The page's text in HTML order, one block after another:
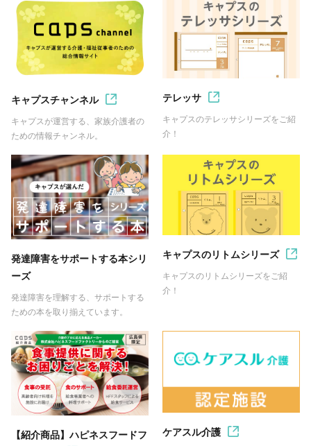
キャプスチャンネル
キャプスが運営する、家族介護者の
ための情報チャンネル。
テレッサ
キャプスのテレッサシリーズをご紹
介！
発達障害をサポートする本シリ
ーズ
発達障害を理解する、サポートする
ための本を取り揃えています。
キャプスのリトムシリーズ
キャプスのリトムシリーズをご紹
介！
【紹介商品】ハピネスフードフ
ケアスル介護